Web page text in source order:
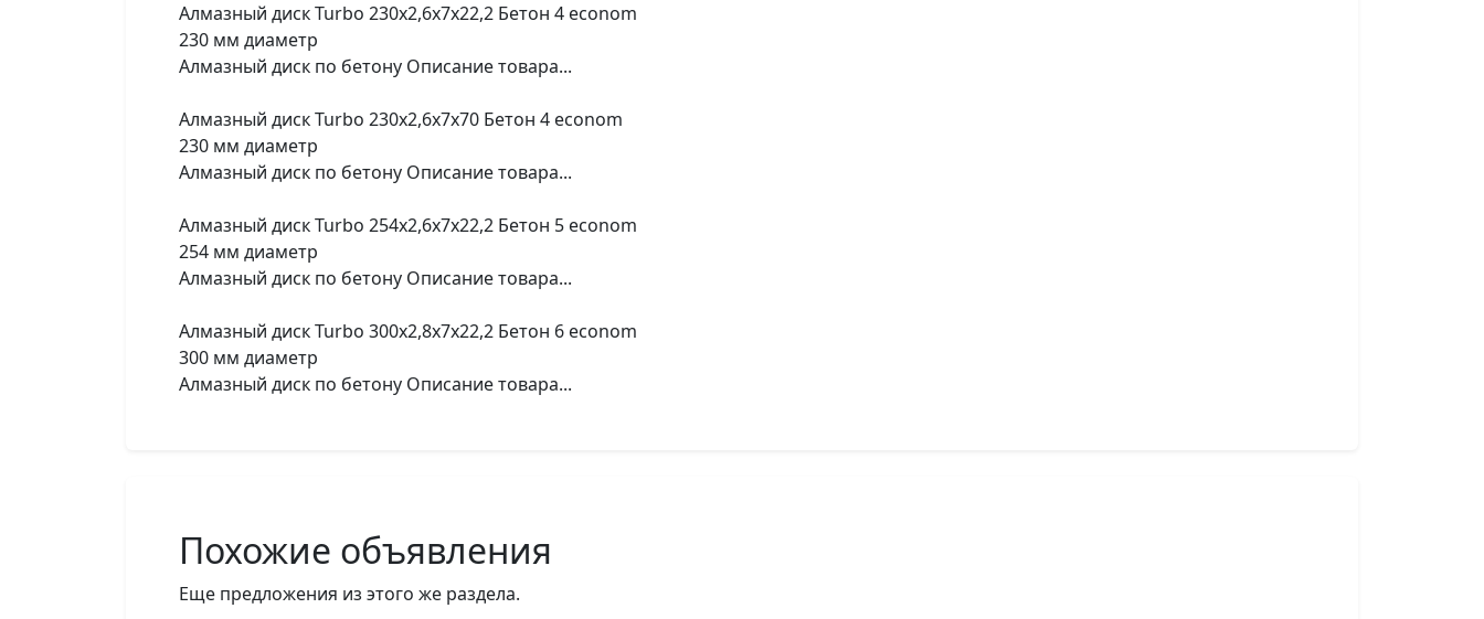
Алмазный диск Turbo 230x2,6x7x22,2 Бетон 4 econom
230 мм диаметр
Алмазный диск по бетону Описание товара...
Алмазный диск Turbo 230x2,6x7x70 Бетон 4 econom
230 мм диаметр
Алмазный диск по бетону Описание товара...
Алмазный диск Turbo 254x2,6x7x22,2 Бетон 5 econom
254 мм диаметр
Алмазный диск по бетону Описание товара...
Алмазный диск Turbo 300x2,8x7x22,2 Бетон 6 econom
300 мм диаметр
Алмазный диск по бетону Описание товара...
Похожие объявления
Еще предложения из этого же раздела.